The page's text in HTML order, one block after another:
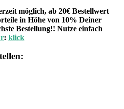
möglich, ab 20€ Bestellwert
in Höhe von 10% Deiner
Bestellung!! Nutze einfach
: klick